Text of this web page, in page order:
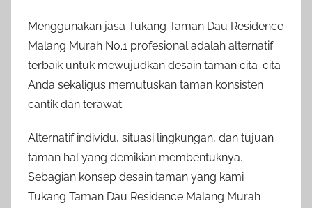
Menggunakan jasa Tukang Taman Dau Residence
Malang Murah No.1 profesional adalah alternatif
terbaik untuk mewujudkan desain taman cita-cita
Anda sekaligus memutuskan taman konsisten
cantik dan terawat.
Alternatif individu, situasi lingkungan, dan tujuan
taman hal yang demikian membentuknya.
Sebagian konsep desain taman yang kami
Tukang Taman Dau Residence Malang Murah